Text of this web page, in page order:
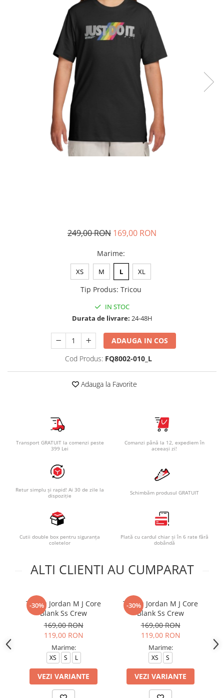
Pantaloni lungi copii
Geci si veste copii
Pantaloni scurti Copii
Ingrijire incaltaminte
Genti si borsete
249,00 RON 169,00 RON
Marime:
XS M L XL
Tip Produs: Tricou
IN STOC
Durata de livrare: 24-48H
ADAUGA IN COS
Cod Produs: FQ8002-010_L
Adauga la Favorite
Transport GRATUIT la comenzi peste
399 Lei
Comanzi până la 12, expediem în
aceeași zi!
Retur simplu și rapid! Ai 30 de zile la
dispoziție
Schimbăm produsul GRATUIT
Cutii double box pentru siguranța
coletelor
Plată cu cardul chiar și în 6 rate fără
dobândă
ALTI CLIENTI AU CUMPARAT
-30%
Tricou Jordan M J Core
Blank Ss Crew
169,00 RON
119,00 RON
Marime:
XS S L
VEZI VARIANTE
-30%
Tricou Jordan M J Core
Blank Ss Crew
169,00 RON
119,00 RON
Marime:
XS S
VEZI VARIANTE